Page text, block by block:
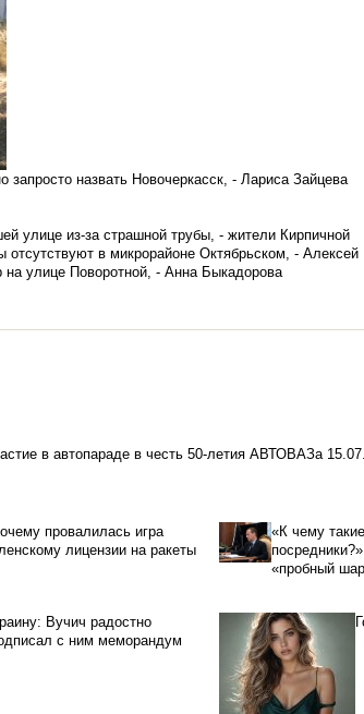
запросто назвать Новочеркасск, - Лариса Зайцева
улице из-за страшной трубы, - жители Кирпичной
отсутствуют в микрорайоне Октябрьском, -
улице Поворотной, - Анна Быкадорова
в автопараде в честь 50-летия АВТОВАЗа
провалилась игра
лицензии на ракеты
«К чему
«пробный
Вучич радостно
с ним меморандум